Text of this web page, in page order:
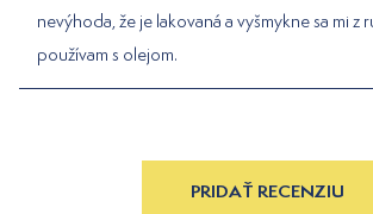
nevýhoda, že je lakovaná a vyšmykne sa mi z
používam s olejom.
PRIDAŤ RECENZIU